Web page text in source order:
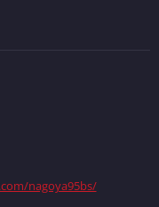
nagoya95bs/